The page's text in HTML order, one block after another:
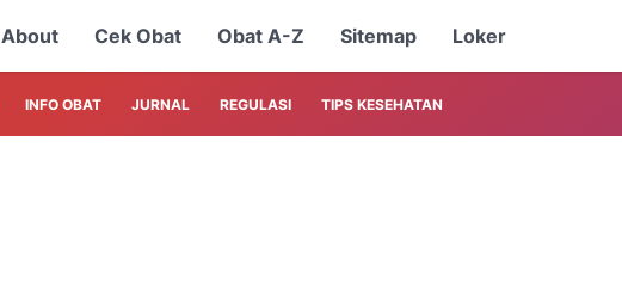
About Cek Obat Obat A-Z Sitemap Loker
INFO OBAT JURNAL REGULASI TIPS KESEHATAN